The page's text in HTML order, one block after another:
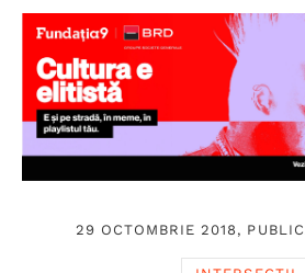
29 OCTOMBRIE 2018,